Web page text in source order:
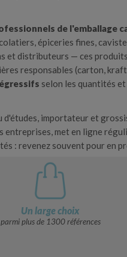
de l'emballage
épiceries fines,
et distributeurs — ces
responsables (carton,
selon les quantités et
d'études, importateur et
entreprises, met en ligne
: revenez souvent pour en
Un large choix
parmi plus de 1300 références